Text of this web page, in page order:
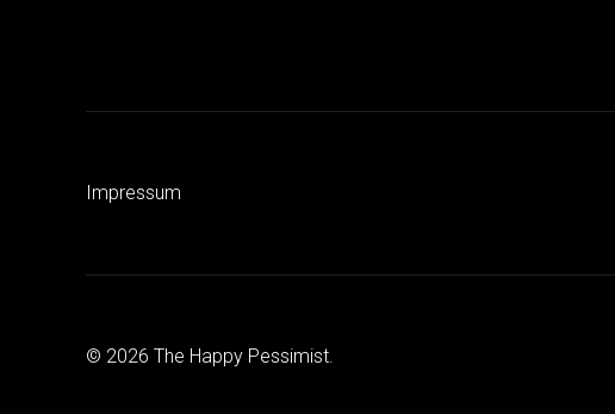
Impressum
© 2026 The Happy Pessimist.